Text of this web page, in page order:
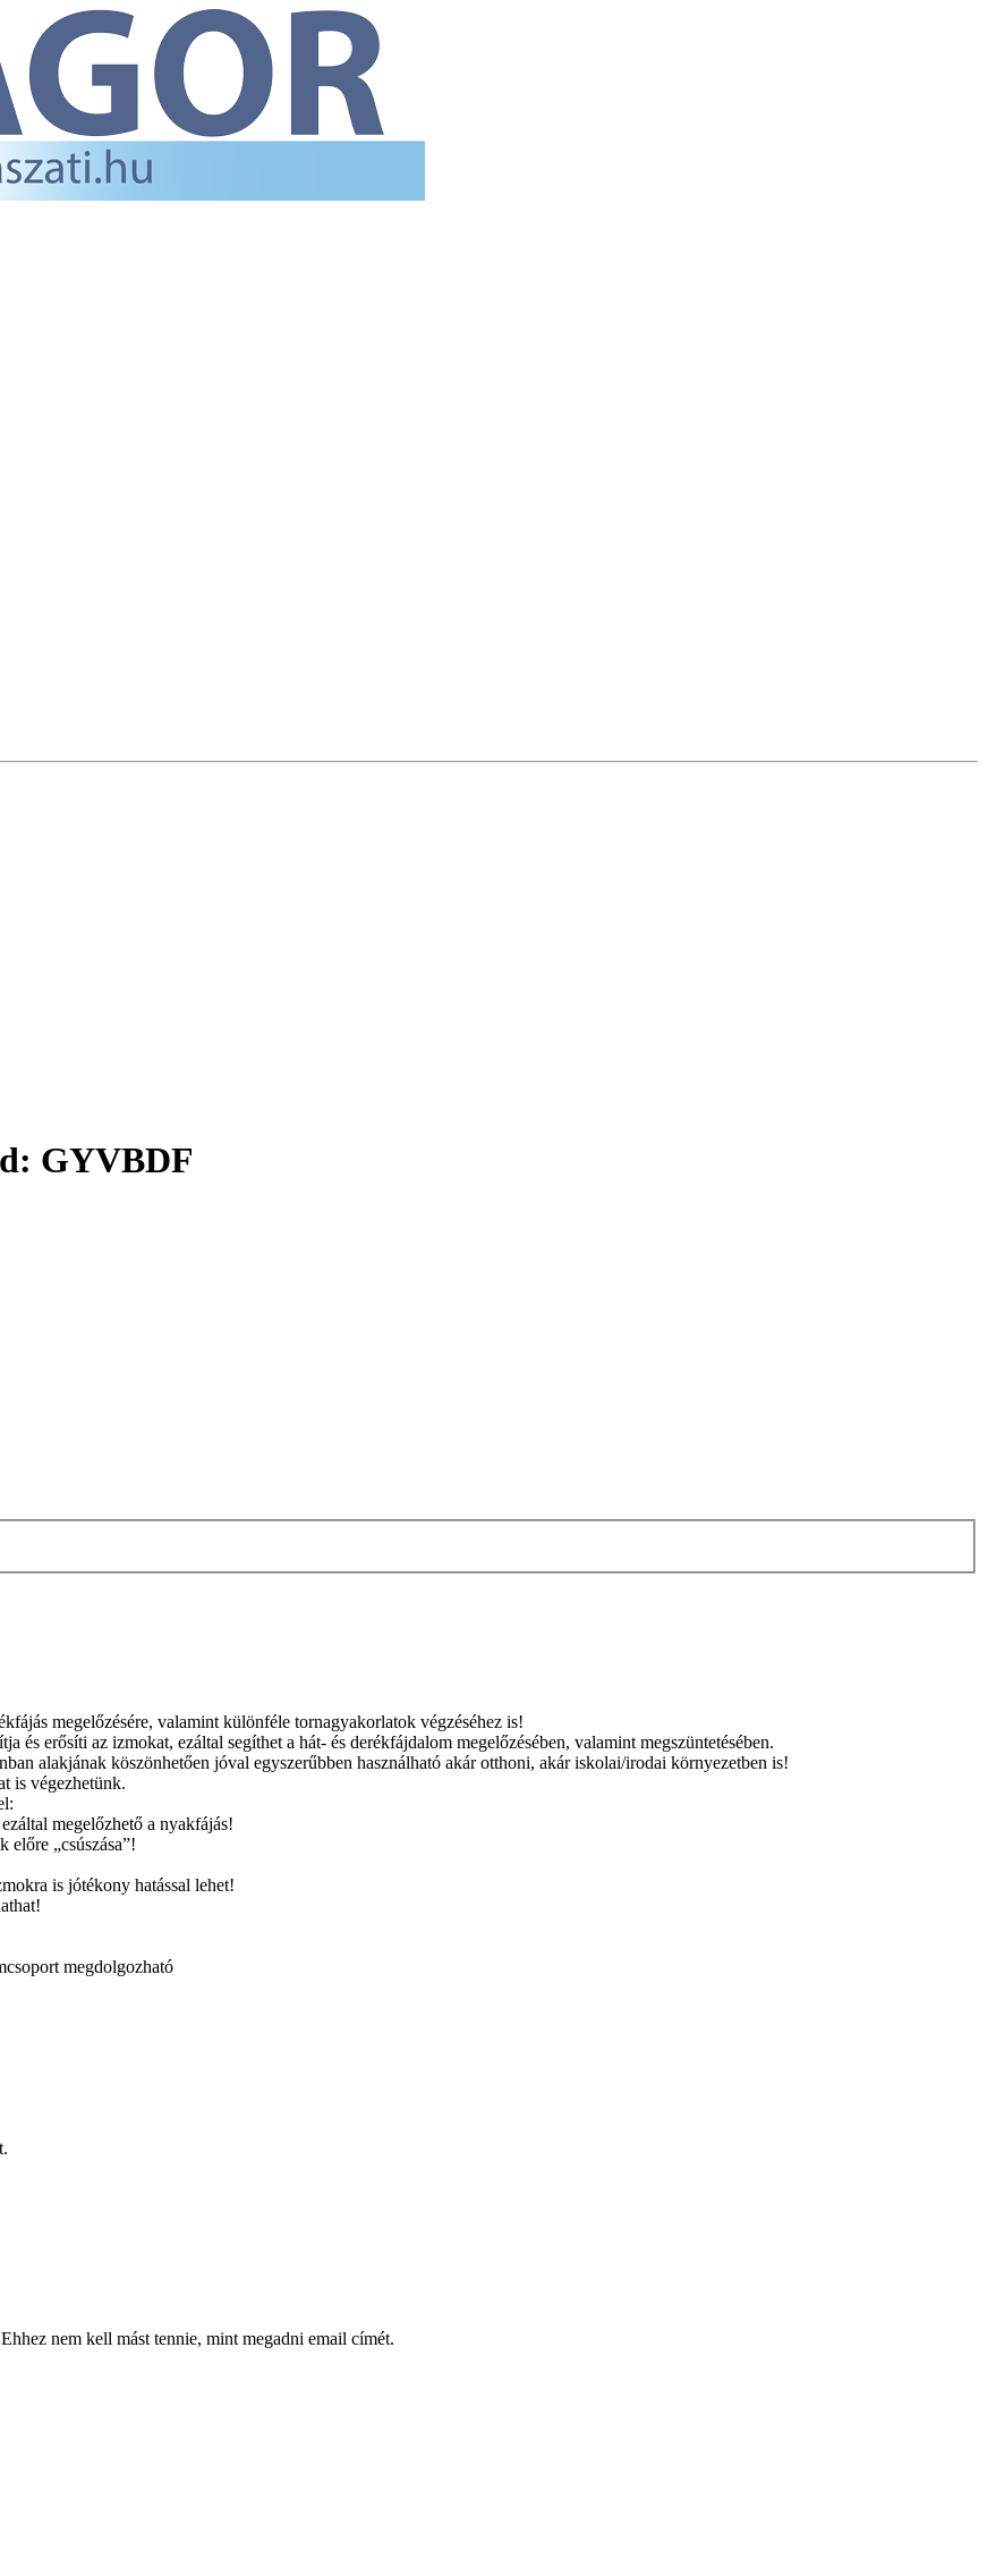
GYVBDF
megelőzésére, valamint különféle tornagyakorlatok végzéséhez is!
és erősíti az izmokat, ezáltal segíthet a hát- és derékfájdalom megelőzésében, valamint megszüntetésében.
alakjának köszönhetően jóval egyszerűbben használható akár otthoni, akár iskolai/irodai környezetben is!
is végezhetünk.
megelőzhető a nyakfájás!
előre „csúszása”!
is jótékony hatással lehet!
megdolgozható
nem kell mást tennie, mint megadni email címét.